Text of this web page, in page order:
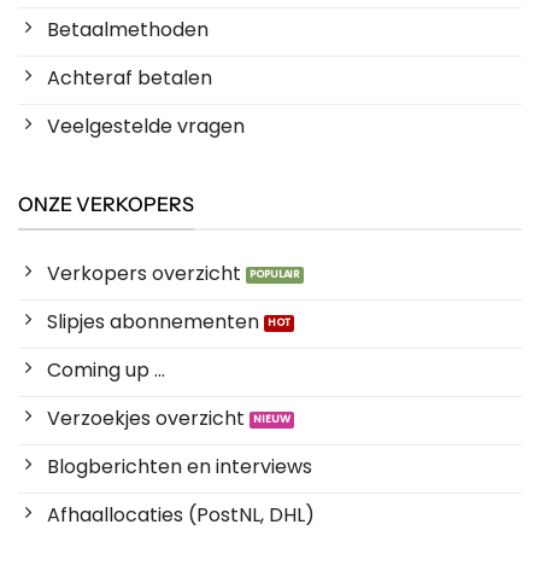
Betaalmethoden
Achteraf betalen
Veelgestelde vragen
ONZE VERKOPERS
Verkopers overzicht
Slipjes abonnementen
Coming up ...
Verzoekjes overzicht
Blogberichten en interviews
Afhaallocaties (PostNL, DHL)